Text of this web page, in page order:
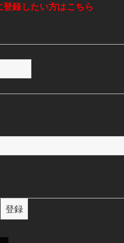
録したい方はこちら